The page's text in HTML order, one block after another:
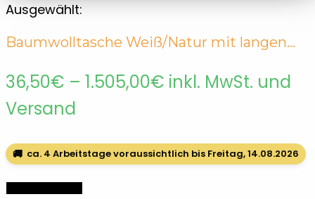
Ausgewählt:
Baumwolltasche Weiß/Natur mit langen…
36,50€ – 1.505,00€ Preisspanne:
1.505,00€
inkl. MwSt. und
Versand
🚚 ca. 4 Arbeitstage voraussichtlich bis Freitag, 14.08.2026